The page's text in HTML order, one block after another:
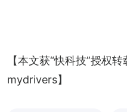
【本文获“快科技”授权
mydrivers】